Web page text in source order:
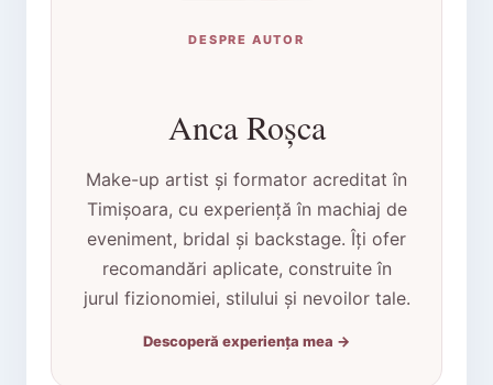
DESPRE AUTOR
Anca Roșca
Make-up artist și formator acreditat în
Timișoara, cu experiență în machiaj de
eveniment, bridal și backstage. Îți ofer
recomandări aplicate, construite în
jurul fizionomiei, stilului și nevoilor tale.
Descoperă experiența mea →